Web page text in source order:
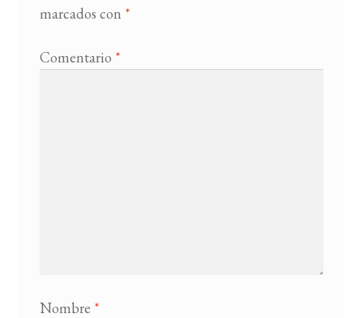
marcados con *
Comentario *
Nombre *